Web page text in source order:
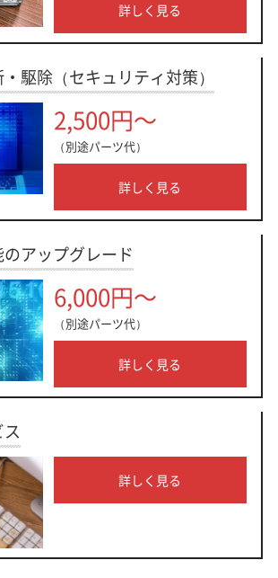
詳しく見る
駆除（セキュリティ対策）
2,500円～
（別途パーツ代）
詳しく見る
アップグレード
6,000円～
（別途パーツ代）
詳しく見る
詳しく見る